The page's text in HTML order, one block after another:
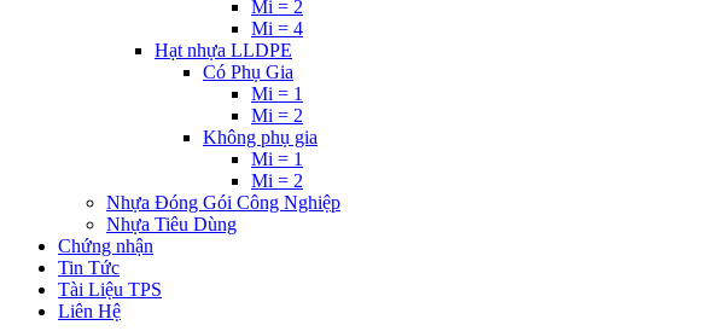
Mi = 2
Mi = 4
Hạt nhựa LLDPE
Có Phụ Gia
Mi = 1
Mi = 2
Không phụ gia
Mi = 1
Mi = 2
Nhựa Đóng Gói Công Nghiệp
Nhựa Tiêu Dùng
Chứng nhận
Tin Tức
Tài Liệu TPS
Liên Hệ